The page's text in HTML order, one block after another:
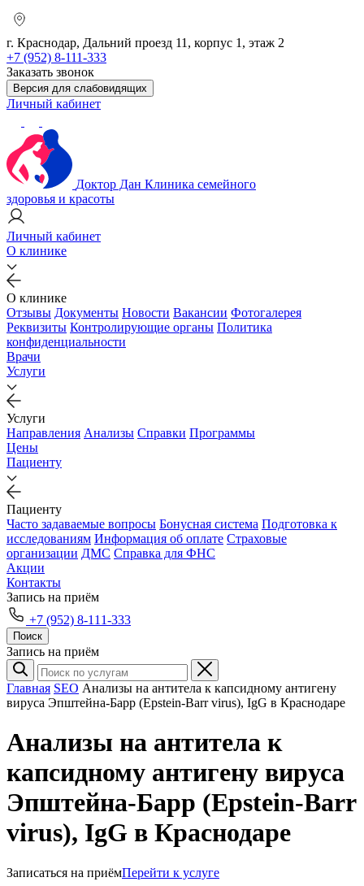
г. Краснодар, Дальний проезд 11, корпус 1, этаж 2
+7 (952) 8-111-333
Заказать звонок
Версия для слабовидящих
Личный кабинет
Доктор Дан Клиника семейного
здоровья и красоты
Личный кабинет
О клинике
О клинике
Отзывы Документы Новости Вакансии Фотогалерея
Реквизиты Контролирующие органы Политика
конфиденциальности
Врачи
Услуги
Услуги
Направления Анализы Справки Программы
Цены
Пациенту
Пациенту
Часто задаваемые вопросы Бонусная система Подготовка к
исследованиям Информация об оплате Страховые
организации ДМС Справка для ФНС
Акции
Контакты
Запись на приём
+7 (952) 8-111-333
Поиск
Запись на приём
Главная SEO Анализы на антитела к капсидному антигену
вируса Эпштейна-Барр (Epstein-Barr virus), IgG в Краснодаре
Анализы на антитела к
капсидному антигену вируса
Эпштейна-Барр (Epstein-Barr
virus), IgG в Краснодаре
Записаться на приёмПерейти к услуге